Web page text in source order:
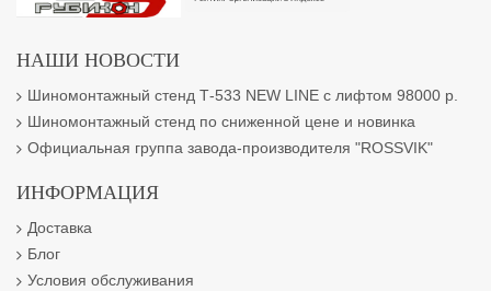
НАШИ НОВОСТИ
Шиномонтажный стенд Т-533 NEW LINE с лифтом 98000 р.
Шиномонтажный стенд по сниженной цене и новинка
Официальная группа завода-производителя "ROSSVIK"
ИНФОРМАЦИЯ
Доставка
Блог
Условия обслуживания